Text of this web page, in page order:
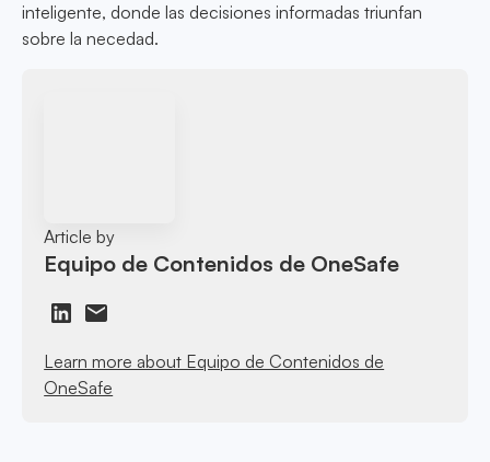
inteligente, donde las decisiones informadas triunfan
sobre la necedad.
Article by
Equipo de Contenidos de OneSafe
Learn more about Equipo de Contenidos de
OneSafe